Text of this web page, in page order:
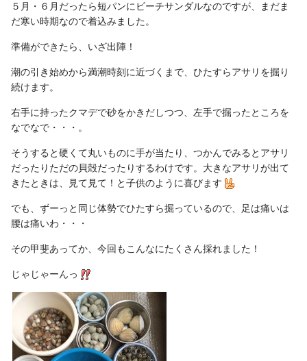
５月・６月だったら短パンにビーチサンダルなのですが、まだま
だ寒い時期なので着込みました。
準備ができたら、いざ出陣！
潮の引き始めから満潮時刻に近づくまで、ひたすらアサリを掘り
続けます。
右手に持ったクマデで砂をかきだしつつ、左手で掘ったところを
なでなで・・・。
そうすると硬くて丸いものに手が当たり、つかんでみるとアサリ
だったりただの貝殻だったりするわけです。大きなアサリが出て
きたときは、見て見て！と子供のように喜びます
でも、ずーっと同じ体勢でひたすら掘っているので、足は痛いは
腰は痛いわ・・・
その甲斐あってか、今回もこんなにたくさん採れました！
じゃじゃーんっ